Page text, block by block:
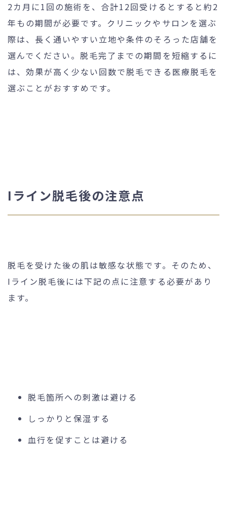
2カ月に1回の施術を、合計12回受けるとすると約2
年もの期間が必要です。クリニックやサロンを選ぶ
際は、長く通いやすい立地や条件のそろった店舗を
選んでください。脱毛完了までの期間を短縮するに
は、効果が高く少ない回数で脱毛できる医療脱毛を
選ぶことがおすすめです。
Iライン脱毛後の注意点
脱毛を受けた後の肌は敏感な状態です。そのため、
Iライン脱毛後には下記の点に注意する必要があり
ます。
脱毛箇所への刺激は避ける
しっかりと保湿する
血行を促すことは避ける